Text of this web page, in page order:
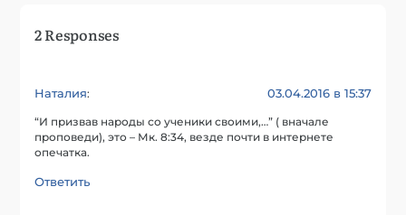
2 Responses
Наталия: 03.04.2016 в 15:37
“И призвав народы со ученики своими,…” ( вначале
проповеди), это – Мк. 8:34, везде почти в интернете
опечатка.
Ответить